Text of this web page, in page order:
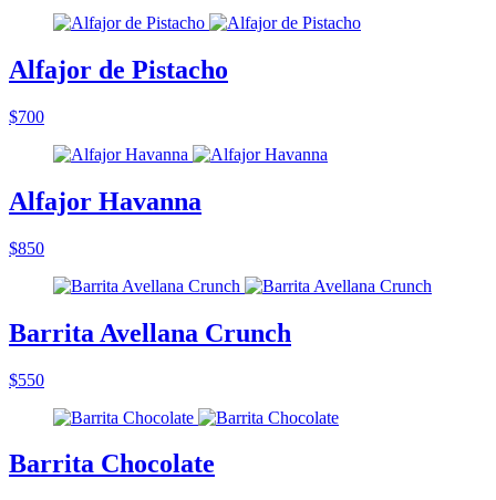
Alfajor de Pistacho
$700
Alfajor Havanna
$850
Barrita Avellana Crunch
$550
Barrita Chocolate